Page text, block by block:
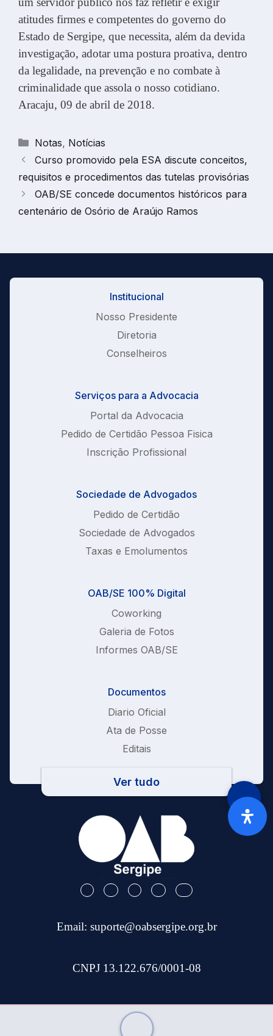
atitudes firmes e competentes do governo do
Estado de Sergipe, que necessita, além da devida
investigação, adotar uma postura proativa, dentro
da legalidade, na prevenção e no combate à
criminalidade que assola o nosso cotidiano.
Aracaju, 09 de abril de 2018.
Categorias
Notas, Notícias
Curso promovido pela ESA discute conceitos,
requisitos e procedimentos das tutelas provisórias
OAB/SE concede documentos históricos para
centenário de Osório de Araújo Ramos
Institucional
Nosso Presidente
Diretoria
Conselheiros
Serviços para a Advocacia
Portal da Advocacia
Pedido de Certidão Pessoa Fisica
Inscrição Profissional
Sociedade de Advogados
Pedido de Certidão
Sociedade de Advogados
Taxas e Emolumentos
OAB/SE 100% Digital
Coworking
Galeria de Fotos
Informes OAB/SE
Documentos
Diario Oficial
Ata de Posse
Editais
Ver tudo
Email: suporte@oabsergipe.org.br
CNPJ 13.122.676/0001-08
Telefone: (79) 3301-9100